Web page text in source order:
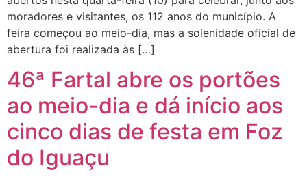
moradores e visitantes, os 112 anos do município. A
feira começou ao meio-dia, mas a solenidade oficial de
abertura foi realizada às […]
46ª Fartal abre os portões
ao meio-dia e dá início aos
cinco dias de festa em Foz
do Iguaçu